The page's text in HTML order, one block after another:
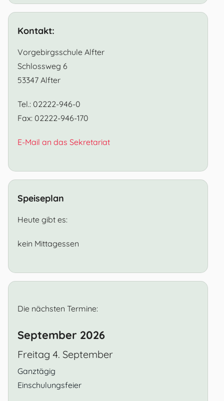
Kontakt:
Vorgebirgsschule Alfter
Schlossweg 6
53347 Alfter
Tel.: 02222-946-0
Fax: 02222-946-170
E-Mail an das Sekretariat
Speiseplan
Heute gibt es:
kein Mittagessen
Die nächsten Termine:
September 2026
Freitag 4. September
Ganztägig
Einschulungsfeier